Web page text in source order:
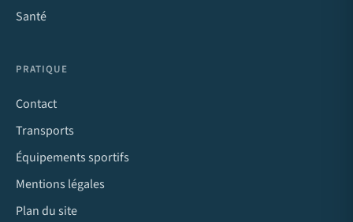
Santé
PRATIQUE
Contact
Transports
Équipements sportifs
Mentions légales
Plan du site